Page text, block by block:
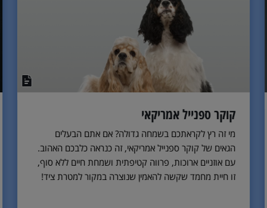
קוקר ספנייל אמריקאי
מי זה רץ לקראתכם בשמחה גדולה? אם אתם הבעלים
הגאים של קוקר ספנייל אמריקאי, זה כנראה כלבכם האהוב.
עם אוזניים ארוכות, פרווה קטיפתית ושמחת חיים ללא סוף,
זו חיית מחמד שקשה להאמין שנוצרה במקור למטרת ציד!